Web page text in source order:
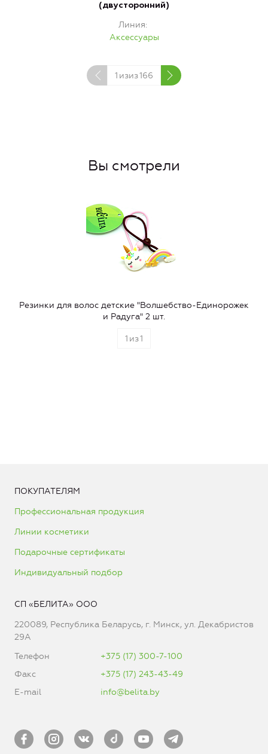
(двусторонний)
Линия
Аксессуары
1 изиз166
Вы смотрели
Резинки для волос детские "Волшебство-Единорожек
и Радуга" 2 шт.
1 из1
ПОКУПАТЕЛЯМ
Профессиональная продукция
Линии косметики
Подарочные сертификаты
Индивидуальный подбор
СП «БЕЛИТА» ООО
220089, Республика Беларусь, г. Минск, ул. Декабристов
29А
Телефон
+375 (17) 300-7-100
Факс
+375 (17) 243-43-49
E-mail
info@belita.by